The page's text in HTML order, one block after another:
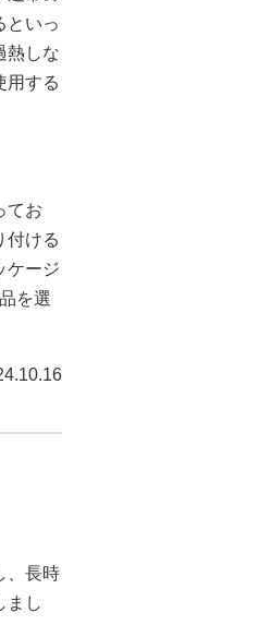
といっ
熱しな
用する
てお
付ける
ケージ
を選
、長時
まし